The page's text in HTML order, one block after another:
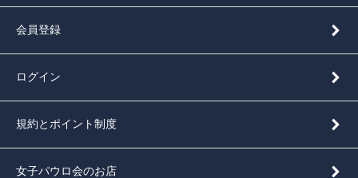
会員登録
ログイン
規約とポイント制度
女子パウロ会のお店